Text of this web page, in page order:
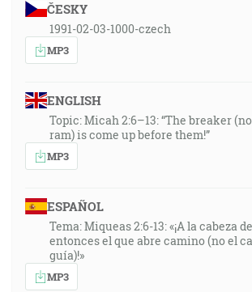
ČESKY
1991-02-03-1000-czech
MP3
ENGLISH
Topic: Micah 2:6–13: “The breaker
ram) is come up before them!”
MP3
ESPAÑOL
Tema: Miqueas 2:6-13: «¡A la cabeza
entonces el que abre camino (no el
guía)!»
MP3